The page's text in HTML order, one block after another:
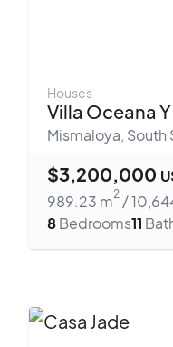
Houses
Villa Oceana
Mismaloya, South
$3,200,000
989.23 m2 /
8Bedrooms11